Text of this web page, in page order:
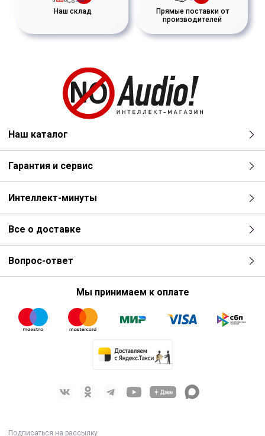
Наш склад
Прямые поставки от
производителей
Наш каталог
Гарантия и сервис
Интеллект-минуты
Все о доставке
Вопрос-ответ
Мы принимаем к оплате
Подписаться на рассылку